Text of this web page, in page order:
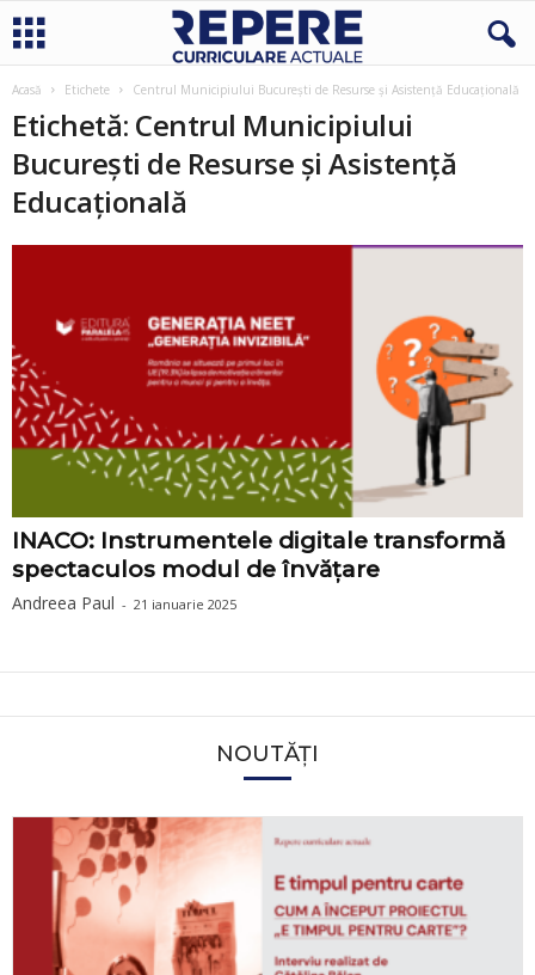
Acasă Etichete Centrul Municipiului București de Resurse și Asistență Educațională
Etichetă: Centrul Municipiului
București de Resurse și Asistență
Educațională
INACO: Instrumentele digitale transformă
spectaculos modul de învățare
Andreea Paul - 21 ianuarie 2025
NOUTĂȚI